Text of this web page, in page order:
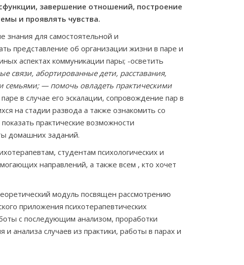
завершение отношений, построение
и проявлять чувства.
знания для самостоятельной и
представление об организации жизни в паре и
аспектах коммуникации пары; -осветить
связи, абортированные дети, расставания,
семьями; — помочь овладеть практическими
в случае его эскалации, сопровождение пар в
на стадии развода а также ознакомить со
практические возможности
домашних заданий.
студентам психологических и
направлений, а также всем , кто хочет
модуль посвящен рассмотрению
приложения психотерапевтических
с последующим анализом, проработки
анализа случаев из практики, работы в парах и